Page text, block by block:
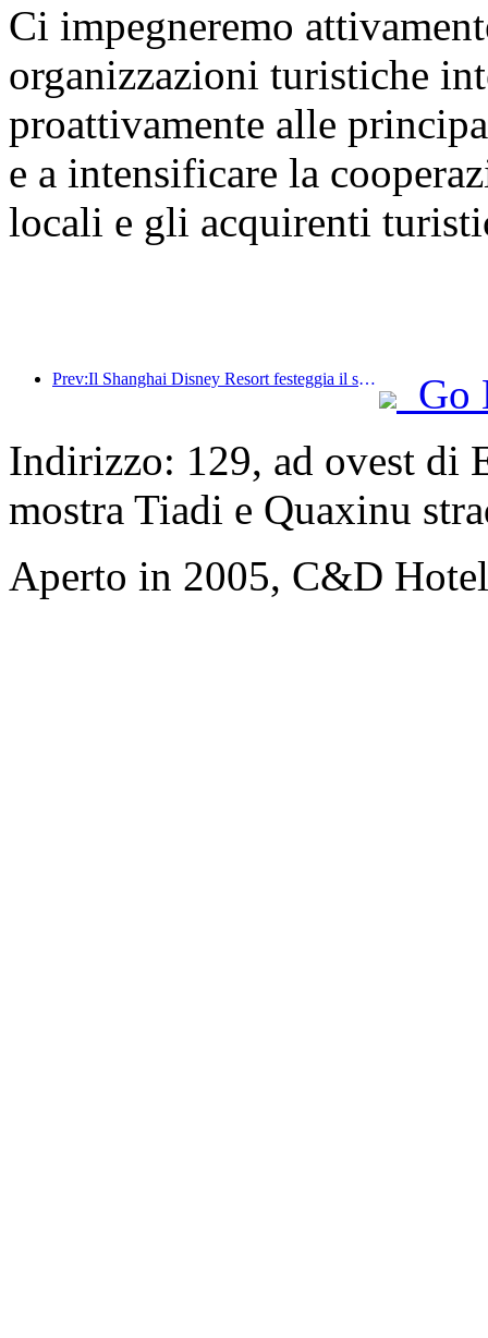
Ci impegneremo
organizzazioni turistiche
proattivamente alle
e a intensificare la
locali e gli acquirenti
Prev:Il Shanghai Disney Resort festeggia il suo decimo anniversario, avendo accolto finora oltre 100 milioni di visitatori.
Go
Indirizzo: 129, ad ovest di
mostra Tiadi e Quaxinu
Aperto in 2005, C&D